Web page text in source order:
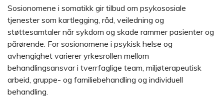
Sosionomene i somatikk gir tilbud om psykososiale
tjenester som kartlegging, råd, veiledning og
støttesamtaler når sykdom og skade rammer pasienter og
pårørende. For sosionomene i psykisk helse og
avhengighet varierer yrkesrollen mellom
behandlingsansvar i tverrfaglige team, miljøterapeutisk
arbeid, gruppe- og familiebehandling og individuell
behandling.